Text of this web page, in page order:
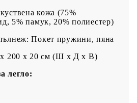
кожа (75%
5% памук, 20% полиестер)
Покет пружини, пяна
x 200 x 20 см (Ш x Д x В)
легло: